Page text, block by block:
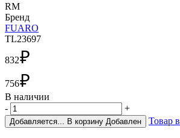
RM
Бренд
FUARO
TL23697
832₽
756₽
В наличии
-
+
Добавляется... В корзину Добавлен Товар